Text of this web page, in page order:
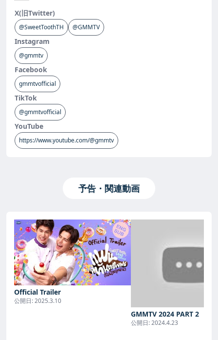
X(旧Twitter)
@SweetToothTH @GMMTV
Instagram
@gmmtv
Facebook
gmmtvofficial
TikTok
@gmmtvofficial
YouTube
https://www.youtube.com/@gmmtv
予告・関連動画
Official Trailer
公開日:2025.3.10
GMMTV 2024 PART 2
公開日:2024.4.23